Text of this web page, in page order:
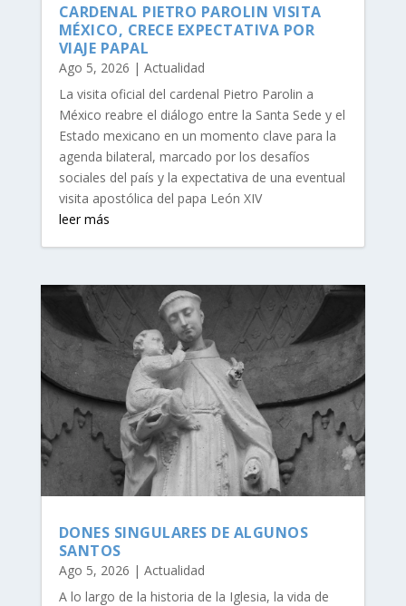
CARDENAL PIETRO PAROLIN VISITA
MÉXICO, CRECE EXPECTATIVA POR
VIAJE PAPAL
Ago 5, 2026 | Actualidad
La visita oficial del cardenal Pietro Parolin a
México reabre el diálogo entre la Santa Sede y el
Estado mexicano en un momento clave para la
agenda bilateral, marcado por los desafíos
sociales del país y la expectativa de una eventual
visita apostólica del papa León XIV
leer más
DONES SINGULARES DE ALGUNOS
SANTOS
Ago 5, 2026 | Actualidad
A lo largo de la historia de la Iglesia, la vida de